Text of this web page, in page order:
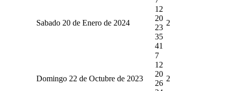
Sabado 20 de Enero de 2024
12
20
23
35
41
2
Domingo 22 de Octubre de 2023
7
12
20
26
2